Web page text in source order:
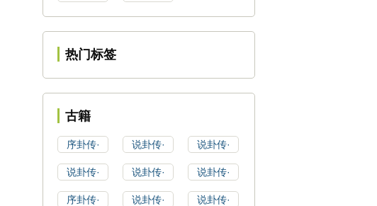
热门标签
古籍
序卦传· 说卦传· 说卦传·
说卦传· 说卦传· 说卦传·
序卦传· 说卦传· 说卦传·